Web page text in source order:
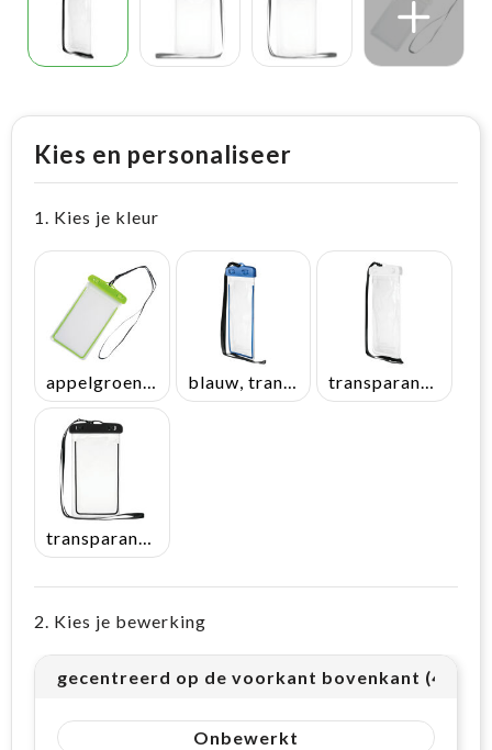
Kies en personaliseer
1. Kies je kleur
transparant, zwart
2. Kies je bewerking
gecentreerd op de voorkant bovenkant
Onbewerkt